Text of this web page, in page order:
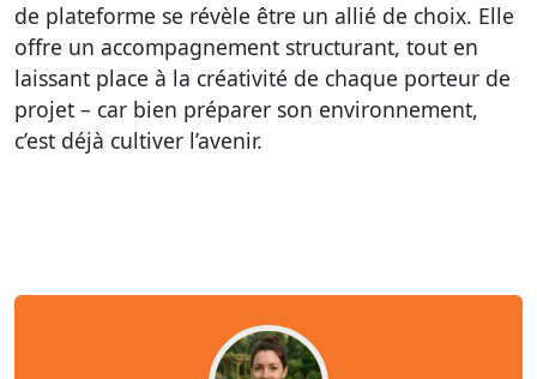
de plateforme se révèle être un allié de choix. Elle
offre un accompagnement structurant, tout en
laissant place à la créativité de chaque porteur de
projet – car bien préparer son environnement,
c’est déjà cultiver l’avenir.